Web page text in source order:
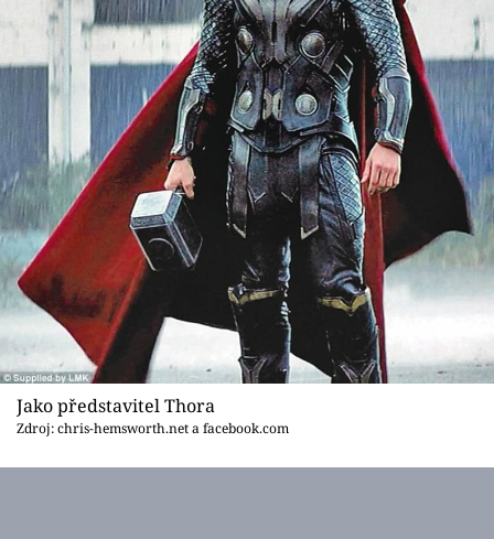
Jako představitel Thora
Zdroj: chris-hemsworth.net a facebook.com